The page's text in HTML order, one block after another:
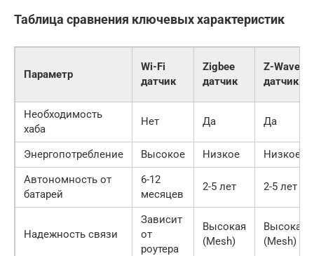
Таблица сравнения ключевых характеристик
Параметр
Wi-Fi
датчик
Zigbee
датчик
Z-Wave
датчик
Необходимость
хаба
Нет Да Да
Энергопотребление Высокое Низкое
Низкое
Автономность от
батарей
6-12
месяцев
2-5 лет 2-5 лет
Надежность связи
Зависит
от
роутера
Высокая
(Mesh)
Высокая
(Mesh)